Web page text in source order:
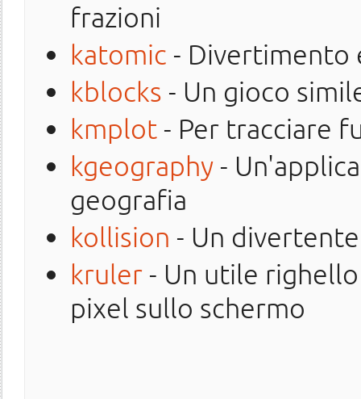
frazioni
katomic - Divertimento
kblocks - Un gioco
kmplot - Per tracciare
kgeography -
geografia
kollision - Un
kruler - Un utile
pixel sullo schermo